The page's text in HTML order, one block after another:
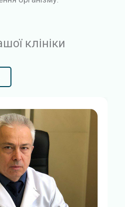
клініки